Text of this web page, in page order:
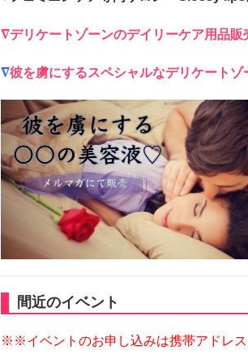
∇デリケートゾーンのデイリーケア用品
∇彼を虜にするスペシャルなデリケート
間近のイベント
※※イベントのお申し込みは携帯アドレ